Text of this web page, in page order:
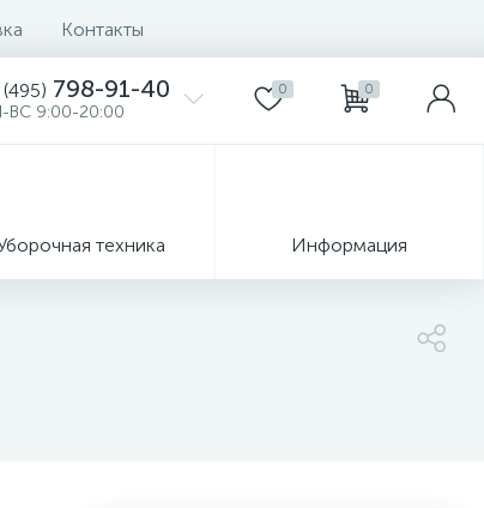
Контакты
798-91-40
ВС 9:00-20:00
0 0
техника Информация